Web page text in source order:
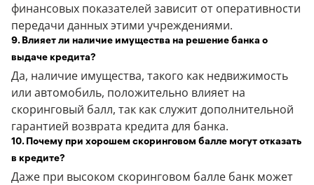
финансовых показателей зависит от оперативности
передачи данных этими учреждениями.
9. Влияет ли наличие имущества на решение банка о
выдаче кредита?
Да, наличие имущества, такого как недвижимость
или автомобиль, положительно влияет на
скоринговый балл, так как служит дополнительной
гарантией возврата кредита для банка.
10. Почему при хорошем скоринговом балле могут отказать
в кредите?
Даже при высоком скоринговом балле банк может